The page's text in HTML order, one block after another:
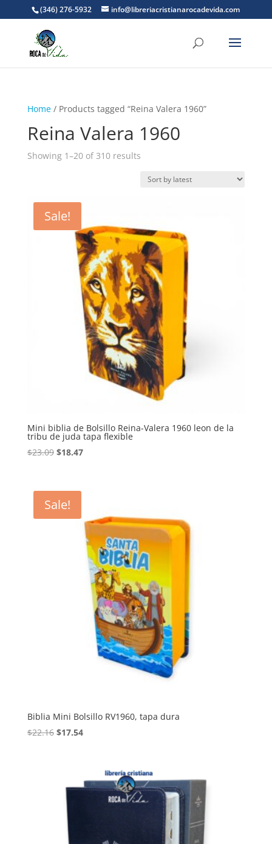
(346) 276-5932 info@libreriacristianarocadevida.com
Home/ Products tagged “Reina Valera 1960”
Reina Valera 1960
Showing 1–20 of 310 resultsSorted
latest
Sale!
Mini biblia de Bolsillo Reina-Valera 1960 leon de la
tribu de juda tapa flexible
$23.09 Original
$23.09.
$18.47Current
Sale!
Biblia Mini Bolsillo RV1960, tapa dura
$22.16 Original
$17.54Current
$17.54.